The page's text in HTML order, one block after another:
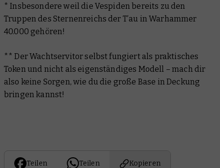
* Insbesondere weil die Vespiden bereits zu den
Truppen des Sternenreichs der T’au in Warhammer
40.000 gehören!
** Der Wachtservitor selbst fungiert als praktisches
Token und nicht als eigenständiges Modell – mach dir
also keine Sorgen, wie du die große Base in Deckung
bringen kannst!
Teilen Teilen Kopieren